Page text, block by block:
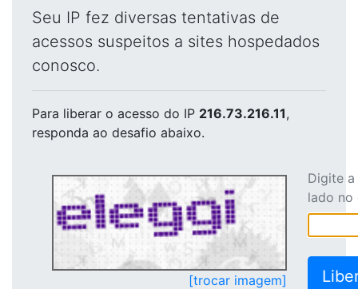
Seu IP fez diversas tentativas de
acessos suspeitos a sites hospedados
conosco.
Para liberar o acesso do IP 216.73.216.11,
responda ao desafio abaixo.
[trocar imagem]
Digite
lado no